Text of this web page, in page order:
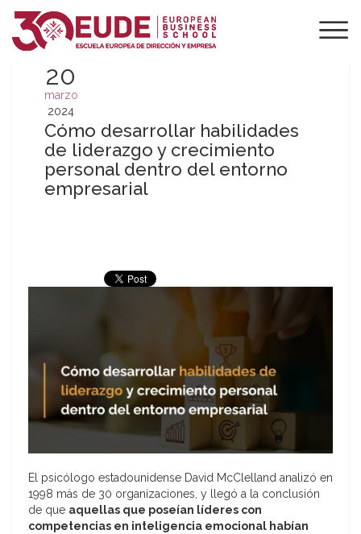
20
marzo
2024
Cómo desarrollar habilidades
de liderazgo y crecimiento
personal dentro del entorno
empresarial
El psicólogo estadounidense David McClelland analizó en
1998 más de 30 organizaciones, y llegó a la conclusión
de que aquellas que poseían líderes con
competencias en inteligencia emocional habían